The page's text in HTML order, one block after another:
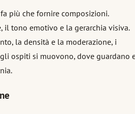
più che fornire composizioni.
il tono emotivo e la gerarchia visiva.
la densità e la moderazione, i
ospiti si muovono, dove guardano